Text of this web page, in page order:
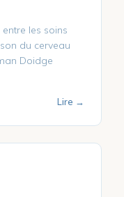
les soins
du cerveau
Doidge
Lire →